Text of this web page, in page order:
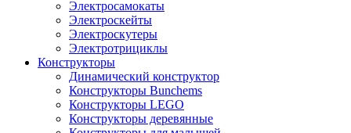
Электросамокаты
Электроскейты
Электроскутеры
Электротрициклы
Конструкторы
Динамический конструктор
Конструкторы Bunchems
Конструкторы LEGO
Конструкторы деревянные